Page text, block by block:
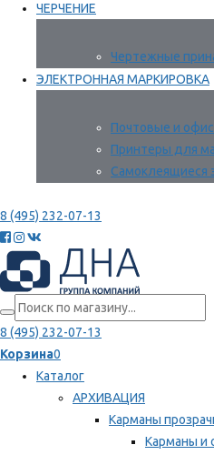
ЧЕРЧЕНИЕ
Чертежные
ЭЛЕКТРОННАЯ МАРКИРОВКА
Почтовые и
Принтеры для
Самоклеящиеся
8 (495) 232-07-13
8 (495) 232-07-13
Корзина0
Каталог
АРХИВАЦИЯ
Карманы
Карманы и